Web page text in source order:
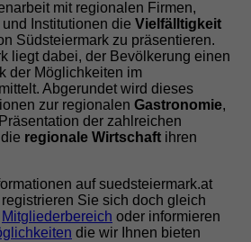
mit regionalen Firmen,
Institutionen die Vielfälltigkeit
Südsteiermark zu präsentieren.
liegt dabei, der Bevölkerung einen
der Möglichkeiten im
Abgerundet wird dieses
zur regionalen Gastronomie,
der zahlreichen
regionale Wirtschaft ihren
auf suedsteiermark.at
Sie sich doch gleich
Mitgliederbereich oder informieren
die wir Ihnen bieten